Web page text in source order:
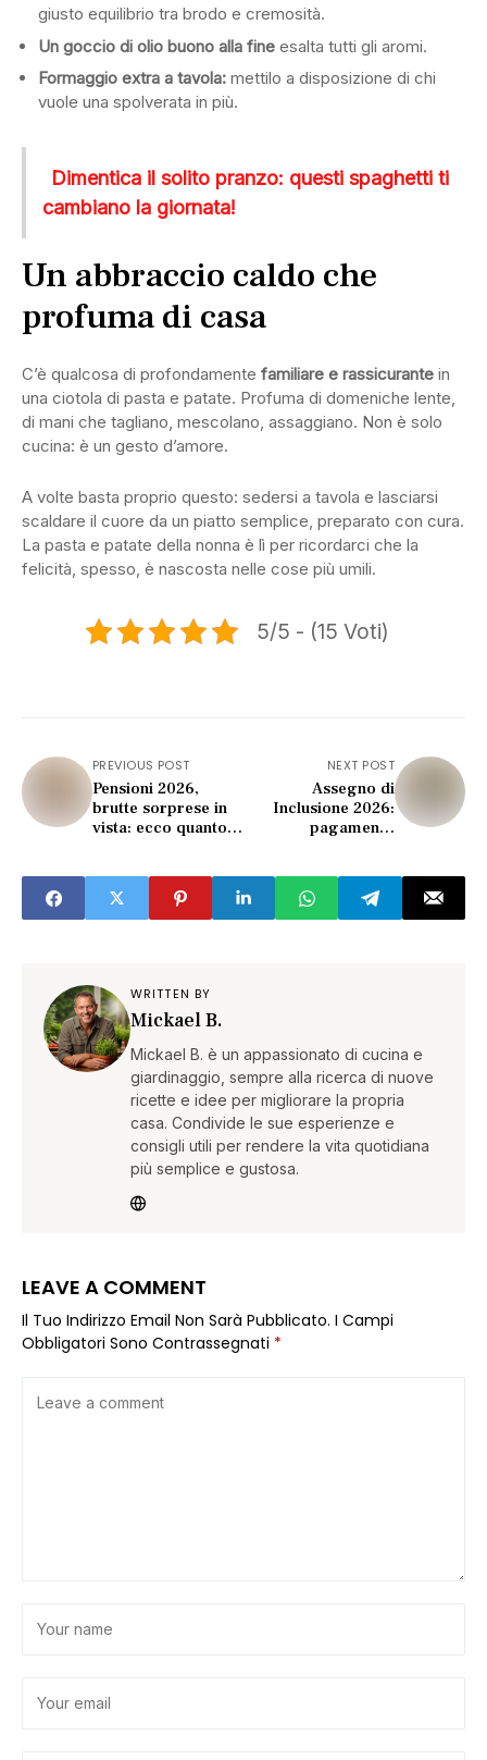
giusto equilibrio tra brodo e cremosità.
Un goccio di olio buono alla fine esalta tutti gli aromi.
Formaggio extra a tavola: mettilo a disposizione di chi
vuole una spolverata in più.
Dimentica il solito pranzo: questi spaghetti ti
cambiano la giornata!
Un abbraccio caldo che
profuma di casa
C’è qualcosa di profondamente familiare e rassicurante in
una ciotola di pasta e patate. Profuma di domeniche lente,
di mani che tagliano, mescolano, assaggiano. Non è solo
cucina: è un gesto d’amore.
A volte basta proprio questo: sedersi a tavola e lasciarsi
scaldare il cuore da un piatto semplice, preparato con cura.
La pasta e patate della nonna è lì per ricordarci che la
felicità, spesso, è nascosta nelle cose più umili.
5/5 - (15 Voti)
PREVIOUS POST
Pensioni 2026,
brutte sorprese in
vista: ecco quanto ti
NEXT POST
Assegno di
Inclusione 2026:
pagamento
WRITTEN BY
Mickael B.
Mickael B. è un appassionato di cucina e
giardinaggio, sempre alla ricerca di nuove
ricette e idee per migliorare la propria
casa. Condivide le sue esperienze e
consigli utili per rendere la vita quotidiana
più semplice e gustosa.
LEAVE A COMMENT
Il Tuo Indirizzo Email Non Sarà Pubblicato. I Campi
Obbligatori Sono Contrassegnati *